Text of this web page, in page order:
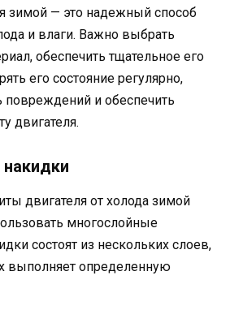
зимой — это надежный способ
и влаги. Важно выбрать
обеспечить тщательное его
его состояние регулярно,
повреждений и обеспечить
двигателя.
двигателя от холода зимой
многослойные
состоят из нескольких слоев,
выполняет определенную